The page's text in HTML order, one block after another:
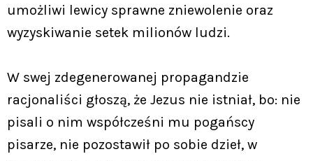
umożliwi lewicy sprawne zniewolenie oraz
wyzyskiwanie setek milionów ludzi.
W swej zdegenerowanej propagandzie
racjonaliści głoszą, że Jezus nie istniał, bo: nie
pisali o nim współcześni mu pogańscy
pisarze, nie pozostawił po sobie dzieł, w